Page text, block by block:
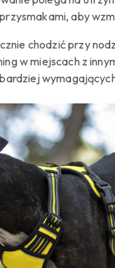
aby
chodzić przy
w miejscach z